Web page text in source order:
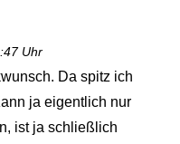
Uhr
Da spitz ich
ja eigentlich nur
ist ja schließlich